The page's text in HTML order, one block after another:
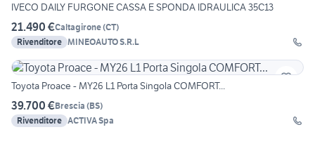
IVECO DAILY FURGONE CASSA E SPONDA IDRAULICA 35C13
21.490 €Caltagirone(CT)
Rivenditore MINEOAUTO S.R.L
Toyota Proace - MY26 L1 Porta Singola COMFORT...
39.700 €Brescia (BS)
Rivenditore ACTIVA Spa